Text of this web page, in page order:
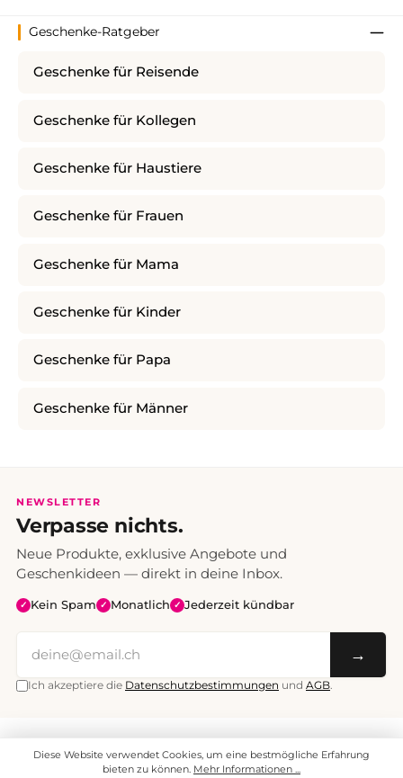
Geschenke-Ratgeber
Geschenke für Reisende
Geschenke für Kollegen
Geschenke für Haustiere
Geschenke für Frauen
Geschenke für Mama
Geschenke für Kinder
Geschenke für Papa
Geschenke für Männer
NEWSLETTER
Verpasse nichts.
Neue Produkte, exklusive Angebote und
Geschenkideen — direkt in deine Inbox.
✓ Kein Spam ✓ Monatlich ✓ Jederzeit kündbar
→
Ich akzeptiere die Datenschutzbestimmungen und AGB.
versandkostenfrei.
© 2008 - 2026 enjoymedia.ch - Alle Rechte vorbehalten.
Diese Website verwendet Cookies, um eine bestmögliche Erfahrung
bieten zu können. Mehr Informationen ...